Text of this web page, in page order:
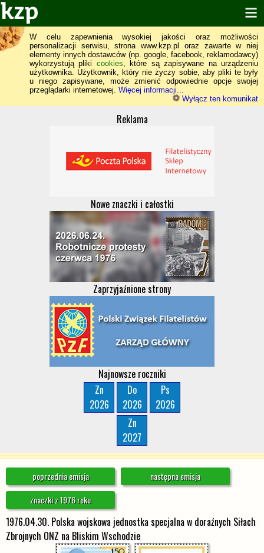
W celu zapewnienia wysokiej jakości oraz możliwości
personalizacji serwisu, strona www.kzp.pl oraz zawarte w niej
elementy innych dostawców (np. google, facebook, reklamodawcy)
wykorzystują pliki cookies, które są zapisywane na urządzeniu
użytkownika. Użytkownik, który nie życzy sobie, aby pliki te były
u niego zapisywane, może zmienić odpowiednie opcje swojej
przeglądarki internetowej. Więcej informacji...
Wyłącz ten komunikat
Reklama
Nowe znaczki i całostki
Zaprzyjaźnione strony
Najnowsze roczniki
Zn
2026
Do
2026
Ps
2026
Zn
2027
poprzednia emisja
następna emisja
znaczki z 1976 roku
1976.04.30. Polska wojskowa jednostka specjalna w doraźnych Siłach
Zbrojnych ONZ na Bliskim Wschodzie